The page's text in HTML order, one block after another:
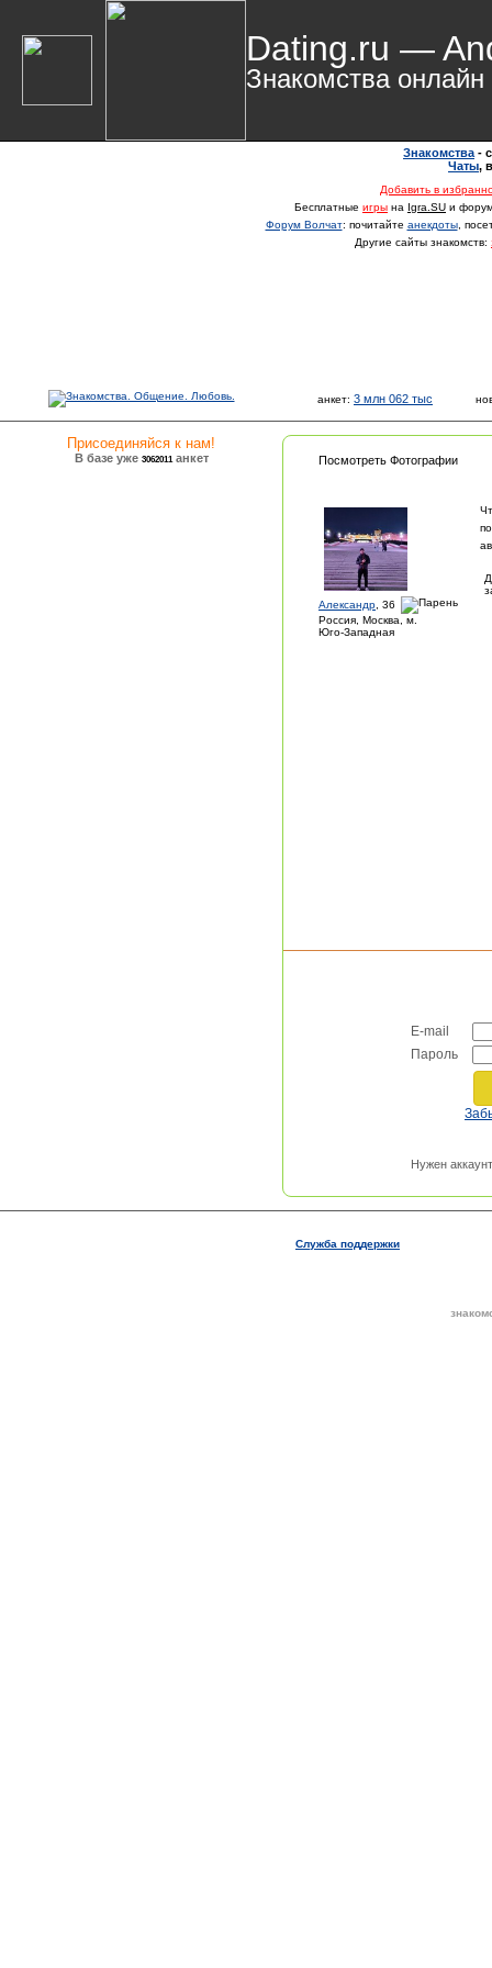
Dating.ru —
Знакомства онлайн
Знакомства -
Чаты,
Добавить в
Бесплатные игры на Igra.SU и
Форум Волчат: почитайте анекдоты,
Другие сайты знакомств:
анкет: 3 млн 062 тыс
Присоединяйся к нам!
В базе уже 3062011 анкет Посмотреть Фотографии
Александр , 36
Россия, Москва, м.
Юго-Западная
E-mail
Пароль
Нужен
Служба поддержки